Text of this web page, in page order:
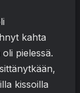
kahta
pielessä.
kissoilla